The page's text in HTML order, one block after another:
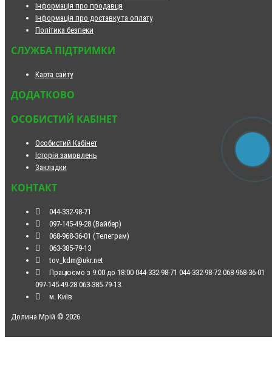
Інформація про продавця
Інформація про доставку та оплату
Політика безпеки
СЛУЖБА ПІДТРИМКИ
Карта сайту
ДОДАТКОВО
ОСОБИСТИЙ КАБІНЕТ
Особистий Кабінет
Історія замовлень
Закладки
КОНТАКТ
044-332-98-71
097-145-49-28 (Вайбер)
068-968-36-01 (Телеграм)
063-385-79-13
tov_kdm@ukr.net
Працюємо з 9:00 до 18:00 044-332-98-71 044-332-98-72 068-968-36-01
097-145-49-28 063-385-79-13.
м. Київ
Долина Мрій © 2026